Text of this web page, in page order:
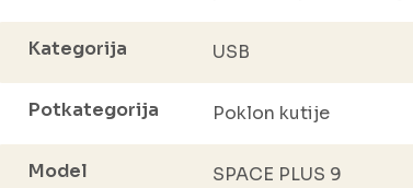
Kategorija USB
Potkategorija Poklon kutije
Model SPACE PLUS 9